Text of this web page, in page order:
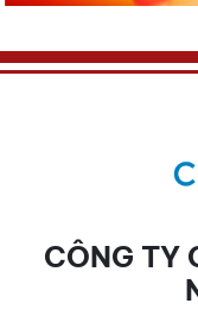
CÔNG TY